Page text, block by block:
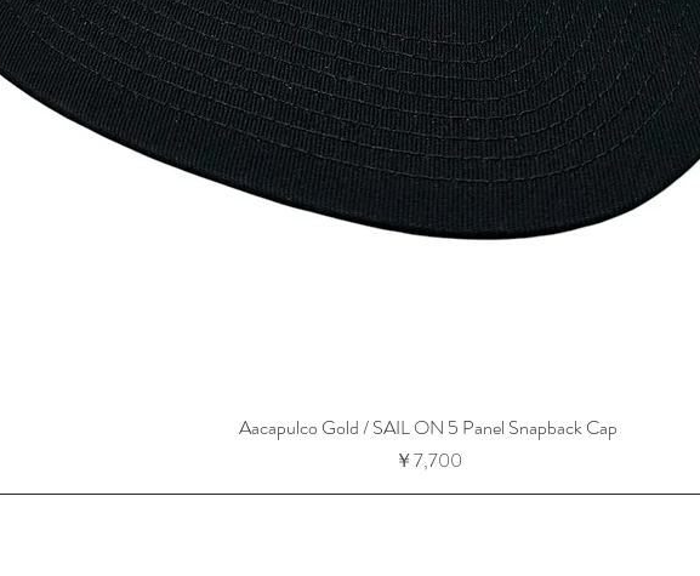
Aacapulco Gold / SAIL ON 5 Panel Snapback Cap
価格
￥7,700